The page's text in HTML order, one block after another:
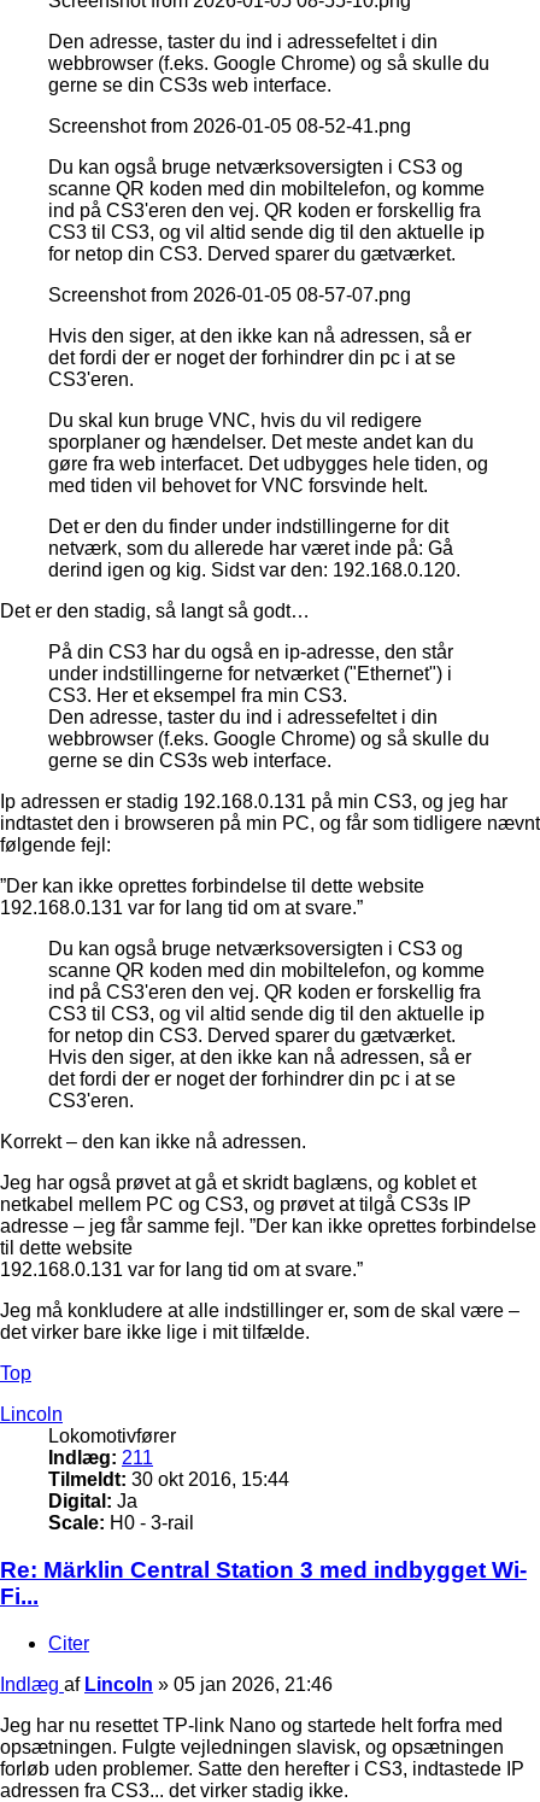
Den adresse, taster du ind i adressefeltet i din
webbrowser (f.eks. Google Chrome) og så skulle du
gerne se din CS3s web interface.
Screenshot from 2026-01-05 08-52-41.png
Du kan også bruge netværksoversigten i CS3 og
scanne QR koden med din mobiltelefon, og komme
ind på CS3'eren den vej. QR koden er forskellig fra
CS3 til CS3, og vil altid sende dig til den aktuelle ip
for netop din CS3. Derved sparer du gætværket.
Screenshot from 2026-01-05 08-57-07.png
Hvis den siger, at den ikke kan nå adressen, så er
det fordi der er noget der forhindrer din pc i at se
CS3'eren.
Du skal kun bruge VNC, hvis du vil redigere
sporplaner og hændelser. Det meste andet kan du
gøre fra web interfacet. Det udbygges hele tiden, og
med tiden vil behovet for VNC forsvinde helt.
Det er den du finder under indstillingerne for dit
netværk, som du allerede har været inde på: Gå
derind igen og kig. Sidst var den: 192.168.0.120.
Det er den stadig, så langt så godt…
På din CS3 har du også en ip-adresse, den står
under indstillingerne for netværket ("Ethernet") i
CS3. Her et eksempel fra min CS3.
Den adresse, taster du ind i adressefeltet i din
webbrowser (f.eks. Google Chrome) og så skulle du
gerne se din CS3s web interface.
Ip adressen er stadig 192.168.0.131 på min CS3, og jeg har
indtastet den i browseren på min PC, og får som tidligere nævnt
følgende fejl:
”Der kan ikke oprettes forbindelse til dette website
192.168.0.131 var for lang tid om at svare.”
Du kan også bruge netværksoversigten i CS3 og
scanne QR koden med din mobiltelefon, og komme
ind på CS3'eren den vej. QR koden er forskellig fra
CS3 til CS3, og vil altid sende dig til den aktuelle ip
for netop din CS3. Derved sparer du gætværket.
Hvis den siger, at den ikke kan nå adressen, så er
det fordi der er noget der forhindrer din pc i at se
CS3'eren.
Korrekt – den kan ikke nå adressen.
Jeg har også prøvet at gå et skridt baglæns, og koblet et
netkabel mellem PC og CS3, og prøvet at tilgå CS3s IP
adresse – jeg får samme fejl. ”Der kan ikke oprettes forbindelse
til dette website
192.168.0.131 var for lang tid om at svare.”
Jeg må konkludere at alle indstillinger er, som de skal være –
det virker bare ikke lige i mit tilfælde.
Top
Lincoln
Lokomotivfører
Indlæg: 211
Tilmeldt: 30 okt 2016, 15:44
Digital: Ja
Scale: H0 - 3-rail
Re: Märklin Central Station 3 med indbygget Wi-
Fi...
Citer
Indlæg af Lincoln » 05 jan 2026, 21:46
Jeg har nu resettet TP-link Nano og startede helt forfra med
opsætningen. Fulgte vejledningen slavisk, og opsætningen
forløb uden problemer. Satte den herefter i CS3, indtastede IP
adressen fra CS3... det virker stadig ikke.